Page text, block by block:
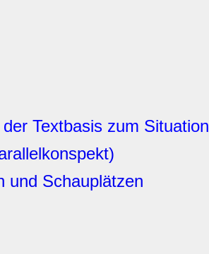
Textbasis zum
und Schauplätzen